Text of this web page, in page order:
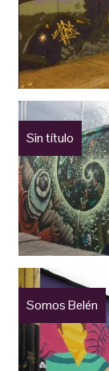
Sin título
Somos Belén